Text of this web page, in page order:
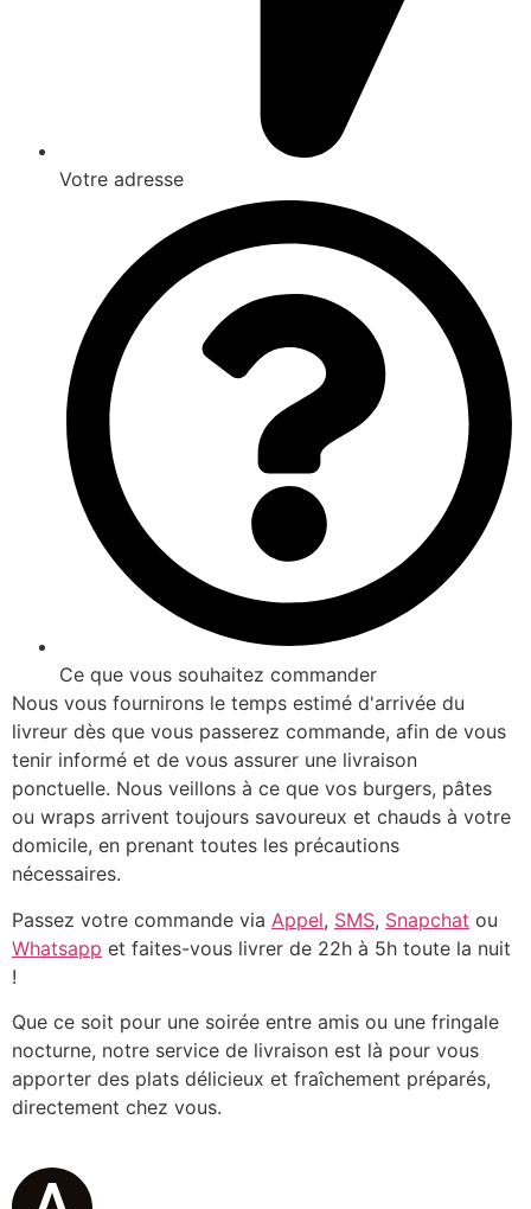
Votre adresse
Ce que vous souhaitez commander
Nous vous fournirons le temps estimé d'arrivée du
livreur dès que vous passerez commande, afin de vous
tenir informé et de vous assurer une livraison
ponctuelle. Nous veillons à ce que vos burgers, pâtes
ou wraps arrivent toujours savoureux et chauds à votre
domicile, en prenant toutes les précautions
nécessaires.
Passez votre commande via Appel, SMS, Snapchat ou
Whatsapp et faites-vous livrer de 22h à 5h toute la nuit
!
Que ce soit pour une soirée entre amis ou une fringale
nocturne, notre service de livraison est là pour vous
apporter des plats délicieux et fraîchement préparés,
directement chez vous.